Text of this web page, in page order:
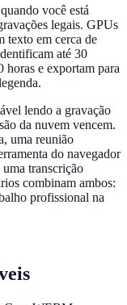
você está
legais. GPUs
texto em cerca de
até 30
horas e exportam para
lendo a gravação
da nuvem vencem.
uma reunião
do navegador
transcrição
combinam ambos:
profissional na